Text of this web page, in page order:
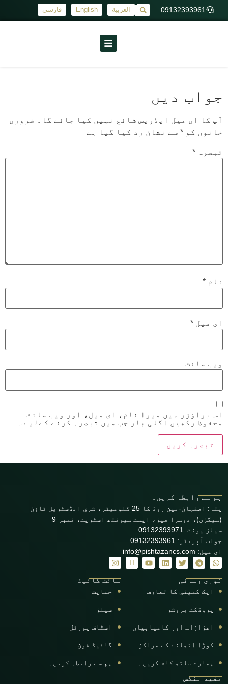
09132393961 العربية English فارسی
جواب دیں
آپ کا ای میل ایڈریس شائع نہیں کیا جائے گا۔
ضروری
خانوں کو * سے نشان زد کیا گیا ہے
تبصرہ *
نام *
ای میل *
ویب‌ سائٹ
اس براؤزر میں میرا نام، ای میل، اور ویب سائٹ
محفوظ رکھیں اگلی بار جب میں تبصرہ کرنے کےلیے۔
ہم سے رابطہ کریں۔
پتہ: اصفہان-نین روڈ کا 25 کلومیٹر، شرق انڈسٹریل ٹاؤن
(سیگزی)، دوسرا فیز، ایسٹ سیونتھ اسٹریٹ، نمبر 9
سیلز یونٹ: 09132393971
جواب آپریٹر: 09132393961
ای میل: info@pishtazancs.com
فوری رسائی
ایک کمپنی کا تعارف
پروڈکٹ بروشر
اعزازات اور کامیابیاں
کوڑا اٹھانے کے مراکز
ہمارے ساتھ کام کریں۔
سائٹ گائیڈ
حمایت
سیلز
اسٹاف پورٹل
گائیڈ فون
ہم سے رابطہ کریں۔
مفید لنکس